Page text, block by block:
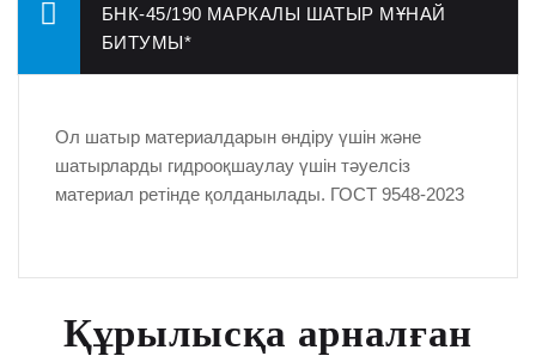
БНК-45/190 МАРКАЛЫ ШАТЫР МҰНАЙ
БИТУМЫ*
Ол шатыр материалдарын өндіру үшін және
шатырларды гидрооқшаулау үшін тәуелсіз
материал ретінде қолданылады. ГОСТ 9548-2023
Құрылысқа арналған